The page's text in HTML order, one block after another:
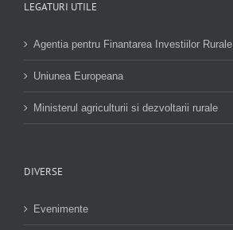
LEGATURI UTILE
Agentia pentru Finantarea Investiilor Rurale
Uniunea Europeana
Ministerul agriculturii si dezvoltarii rurale
DIVERSE
Evenimente